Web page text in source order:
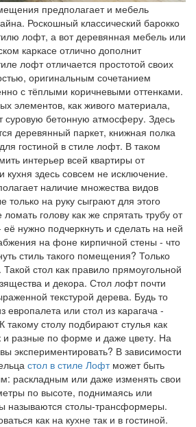
предполагает и мебель
Роскошный классический барокко
лофт, а вот деревянная мебель или
каркасе отлично дополнит
лофт отличается простотой своих
оригинальным сочетанием
с тёплыми коричневыми оттенками.
элементов, как живого материала,
суровую бетонную атмосферу. Здесь
деревянный паркет, книжная полка
гостиной в стиле лофт. В таком
интерьер всей квартиры от
кухня здесь совсем не исключение.
наличие множества видов
только на руку сыграют для этого
голову как же спрятать трубу от
нужно подчеркнуть и сделать на ней
на фоне кирпичной стены - что
стиль такого помещения? Только
стол как правило прямоугольной
и декора. Стол лофт почти
текстурой дерева. Будь то
европалета или стол из карагача -
такому столу подбирают стулья как
и разные по форме и даже цвету. На
экспериментировать? В зависимости
стол в стиле Лофтможет быть
раскладным или даже изменять свои
по высоте, поднимаясь или
называются столы-трансформеры.
как на кухне так и в гостиной.